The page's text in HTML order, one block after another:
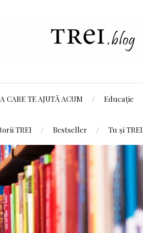
CARE TE AJUTĂ ACUM Educație
TREI Bestseller Tu și TREI